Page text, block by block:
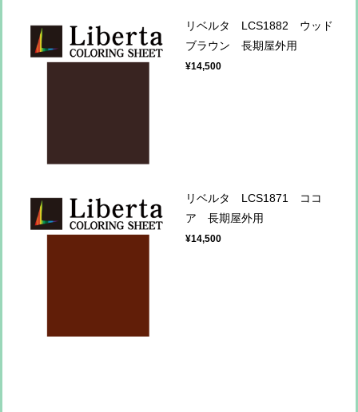
リベルタ LCS1882 ウッド
ブラウン 長期屋外用
¥14,500
リベルタ LCS1871 ココ
ア 長期屋外用
¥14,500